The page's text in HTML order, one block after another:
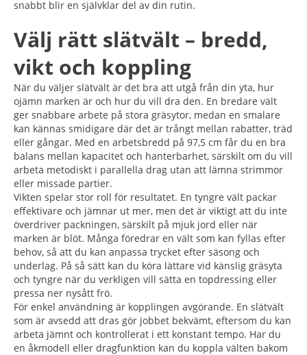
snabbt blir en självklar del av din rutin.
Välj rätt slätvält – bredd,
vikt och koppling
När du väljer slätvält är det bra att utgå från din yta, hur
ojämn marken är och hur du vill dra den. En bredare vält
ger snabbare arbete på stora gräsytor, medan en smalare
kan kännas smidigare där det är trångt mellan rabatter, träd
eller gångar. Med en arbetsbredd på 97,5 cm får du en bra
balans mellan kapacitet och hanterbarhet, särskilt om du vill
arbeta metodiskt i parallella drag utan att lämna strimmor
eller missade partier.
Vikten spelar stor roll för resultatet. En tyngre vält packar
effektivare och jämnar ut mer, men det är viktigt att du inte
överdriver packningen, särskilt på mjuk jord eller när
marken är blöt. Många föredrar en vält som kan fyllas efter
behov, så att du kan anpassa trycket efter säsong och
underlag. På så sätt kan du köra lättare vid känslig gräsyta
och tyngre när du verkligen vill sätta en topdressing eller
pressa ner nysått frö.
För enkel användning är kopplingen avgörande. En slätvält
som är avsedd att dras gör jobbet bekvämt, eftersom du kan
arbeta jämnt och kontrollerat i ett konstant tempo. Har du
en åkmodell eller dragfunktion kan du koppla välten bakom